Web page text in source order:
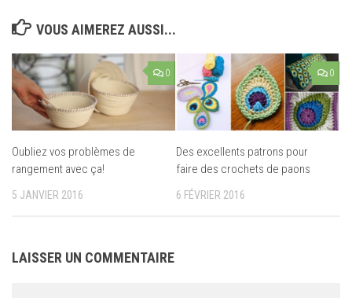
VOUS AIMEREZ AUSSI...
0
Oubliez vos problèmes de
rangement avec ça!
5 JANVIER 2016
0
Des excellents patrons pour
faire des crochets de paons
6 FÉVRIER 2016
LAISSER UN COMMENTAIRE